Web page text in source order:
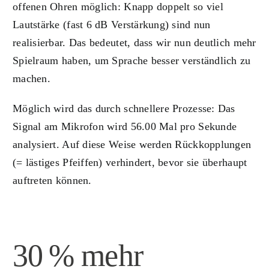
offenen Ohren möglich: Knapp doppelt so viel
Lautstärke (fast 6 dB Verstärkung) sind nun
realisierbar. Das bedeutet, dass wir nun deutlich mehr
Spielraum haben, um Sprache besser verständlich zu
machen.
Möglich wird das durch schnellere Prozesse: Das
Signal am Mikrofon wird 56.00 Mal pro Sekunde
analysiert. Auf diese Weise werden Rückkopplungen
(= lästiges Pfeiffen) verhindert, bevor sie überhaupt
auftreten können.
30 % mehr